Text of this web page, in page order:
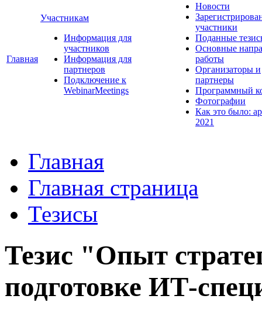
Главная
Участникам
Информация для
участников
Информация для
партнеров
Подключение к
WebinarMeetings
Новости
участники
Поданные
Основные
работы
Организаторы и
партнеры
Программный
Фотографии
Как это было:
2021
Главная
Главная страница
Тезисы
Тезис "Опыт
подготовке ИТ-